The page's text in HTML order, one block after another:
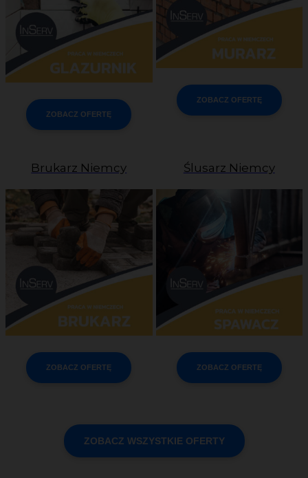
ZOBACZ OFERTĘ
ZOBACZ OFERTĘ
Brukarz Niemcy
ZOBACZ OFERTĘ
Ślusarz Niemcy
ZOBACZ OFERTĘ
ZOBACZ WSZYSTKIE OFERTY